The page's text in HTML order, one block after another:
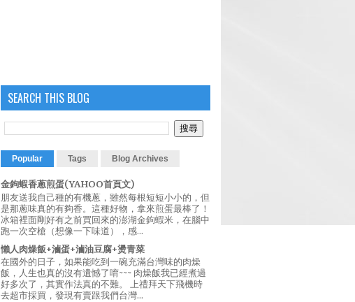
SEARCH THIS BLOG
Popular Tags Blog Archives
金鉤蝦香蔥煎蛋(YAHOO首頁文)
朋友送我自己種的有機蔥，雖然每根短短小小的，但
是那蔥味真的有夠香。這種好物，拿來煎蛋最棒了！
冰箱裡面剛好有之前買回來的澎湖金鉤蝦米，在腦中
跑一次空槍（想像一下味道），感...
懶人肉燥飯+滷蛋+滷油豆腐+燙青菜
在國外的日子，如果能吃到一碗充滿台灣味的肉燥
飯，人生也真的沒有遺憾了唷~~~ 肉燥飯我已經煮過
好多次了，其實作法真的不難。 上禮拜天下飛機時
去超市採買，發現有賣跟我們台灣...